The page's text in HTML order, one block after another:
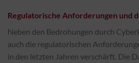
Regulatorische Anforderungen und
Neben den Bedrohungen durch
auch die regulatorischen
in den letzten Jahren verschärft. Die